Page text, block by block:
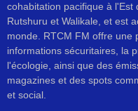
cohabitation pacifique à l'Est
Rutshuru et Walikale, et est
monde. RTCM FM offre une
informations sécuritaires, la
l'écologie, ainsi que des
magazines et des spots
et social.